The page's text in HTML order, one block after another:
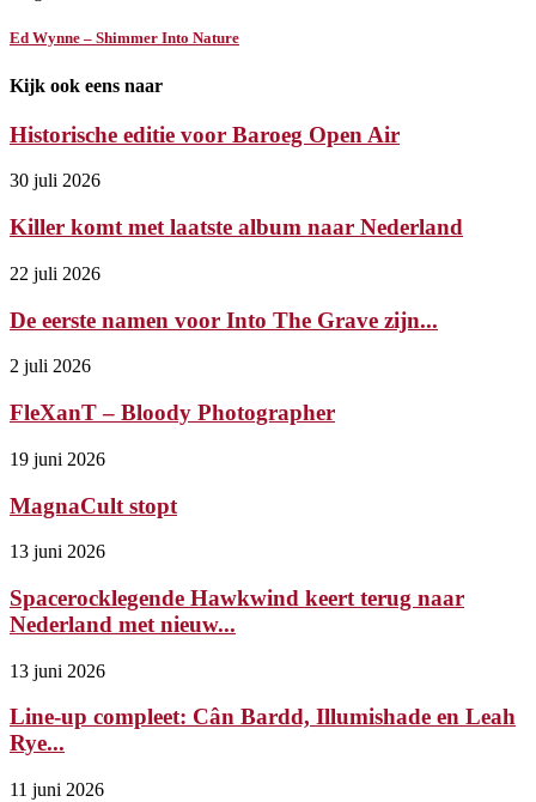
Ed Wynne – Shimmer Into Nature
Kijk ook eens naar
Historische editie voor Baroeg Open Air
30 juli 2026
Killer komt met laatste album naar Nederland
22 juli 2026
De eerste namen voor Into The Grave zijn...
2 juli 2026
FleXanT – Bloody Photographer
19 juni 2026
MagnaCult stopt
13 juni 2026
Spacerocklegende Hawkwind keert terug naar
Nederland met nieuw...
13 juni 2026
Line-up compleet: Cân Bardd, Illumishade en Leah
Rye...
11 juni 2026